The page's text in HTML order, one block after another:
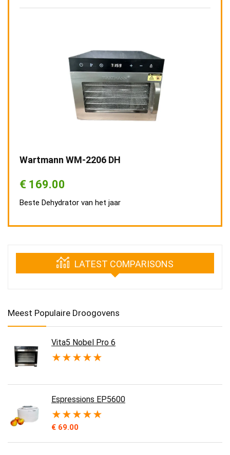
Wartmann WM-2206 DH
€ 169.00
Beste Dehydrator van het jaar
LATEST COMPARISONS
Meest Populaire Droogovens
Vita5 Nobel Pro 6
★★★★★
Espressions EP5600
★★★★★
€ 69.00